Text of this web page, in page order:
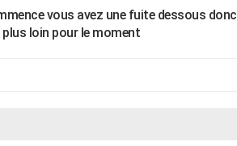
vous avez une fuite dessous donc
plus loin pour le moment